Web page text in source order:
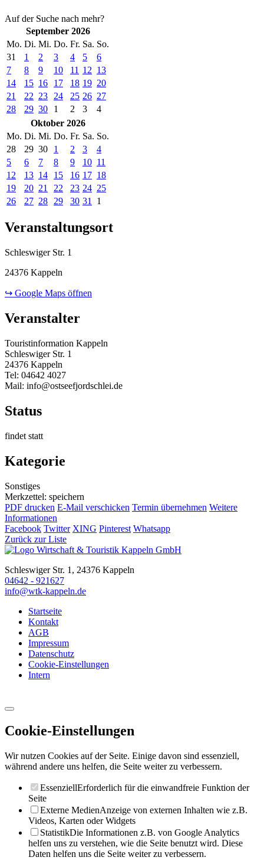
Auf der Suche nach mehr?
September 2026
Mo. Di. Mi. Do. Fr. Sa. So.
31
1 2 3 4 5
6
7
8 9 10 11 12 13
14
15 16 17 18 19 20
21
22 23 24 25 26 27
28
29 30 1 2 3
4
Oktober 2026
Mo. Di. Mi. Do. Fr. Sa. So.
28
29 30 1 2 3
4
5
6 7 8 9 10 11
12
13 14 15 16 17 18
19
20 21 22 23 24 25
26
27 28 29 30 31 1
Veranstaltungsort
Schleswiger Str. 1
24376 Kappeln
↪ Google Maps öffnen
Veranstalter
Touristinformation Kappeln
Schleswiger Str. 1
24376 Kappeln
Tel: 04642 4027
Mail: info@ostseefjordschlei.de
Status
findet statt
Kategorie
Sonstiges
Merkzettel: speichern
PDF drucken E-Mail verschicken Termin übernehmen Weitere
Informationen
Facebook Twitter XING Pinterest Whatsapp
Zurück zur Liste
Schleswiger Str. 1, 24376 Kappeln
04642 - 921627
info@wtk-kappeln.de
Startseite
Kontakt
AGB
Impressum
Datenschutz
Cookie-Einstellungen
Intern
Cookie-Einstellungen
Wir nutzen Cookies auf der Seite. Einige davon sind essenziell,
während andere uns helfen, die Seite weiter zu verbessern.
EssenziellErforderlich für die einwandfreie Funktion der
Seite
Externe MedienAnzeige von externen Inhalten wie z.B.
Videos, Karten oder Widgets
StatistikDie Informationen z.B. von Google Analytics
helfen uns zu verstehen, wie die Seite benutzt wird. Diese
Daten helfen uns die Seite weiter zu verbessern.